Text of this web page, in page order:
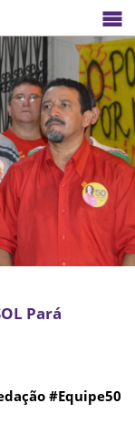
Pará
#Equipe50